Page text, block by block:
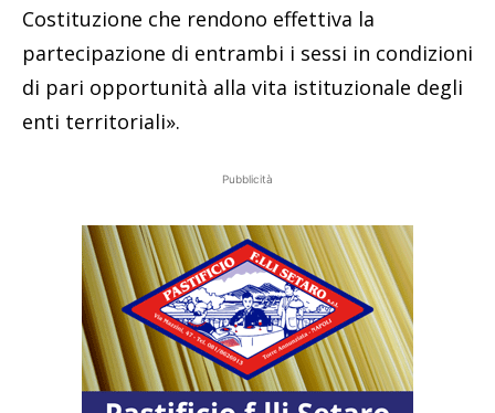
Costituzione che rendono effettiva la
partecipazione di entrambi i sessi in condizioni
di pari opportunità alla vita istituzionale degli
enti territoriali».
Pubblicità